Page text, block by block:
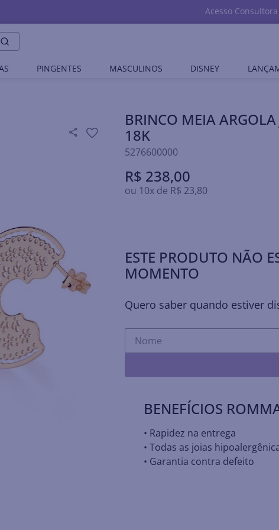
Acesso Consultora
PINGENTES MASCULINOS DISNEY
BRINCO MEIA
18K
5276600000
R$ 238,00
ou 10x de R$ 23,80
ESTE PRODUTO NÃO
MOMENTO
Quero saber quando estiver
BENEFÍCIOS
• Rapidez na entrega
• Todas as joias
• Garantia contra defeito